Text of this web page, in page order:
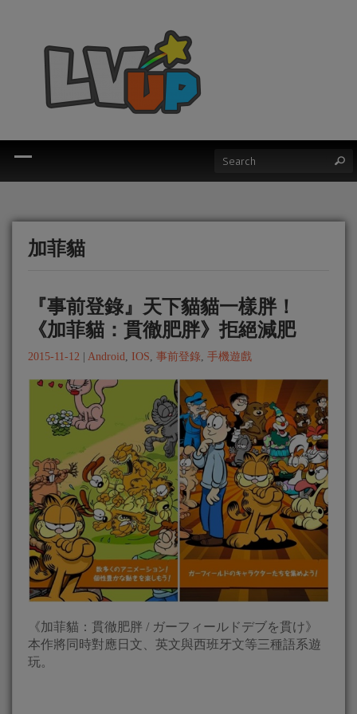
加菲貓
『事前登錄』天下貓貓一樣胖！
《加菲貓：貫徹肥胖》拒絕減肥
2015-11-12 Android, IOS, 事前登錄, 手機遊戲
《加菲貓：貫徹肥胖 / ガーフィールドデブを貫け》
本作將同時對應日文、英文與西班牙文等三種語系遊
玩。